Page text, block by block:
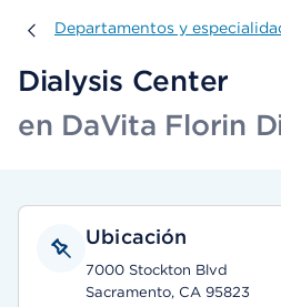
Departamentos y
Departamentos y
Dialysis Center
en DaVita Florin
Ubicación
7000 Stockton Blvd
Sacramento, CA 95823